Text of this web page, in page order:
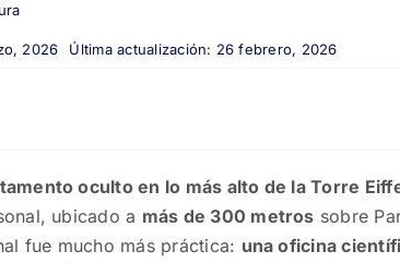
2026 Última actualización: 26 febrero, 2026
oculto en lo más alto de la Torre
ubicado a más de 300 metros sobre
fue mucho más práctica: una oficina